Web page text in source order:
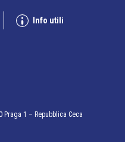
Info utili
Praga 1 – Repubblica Ceca